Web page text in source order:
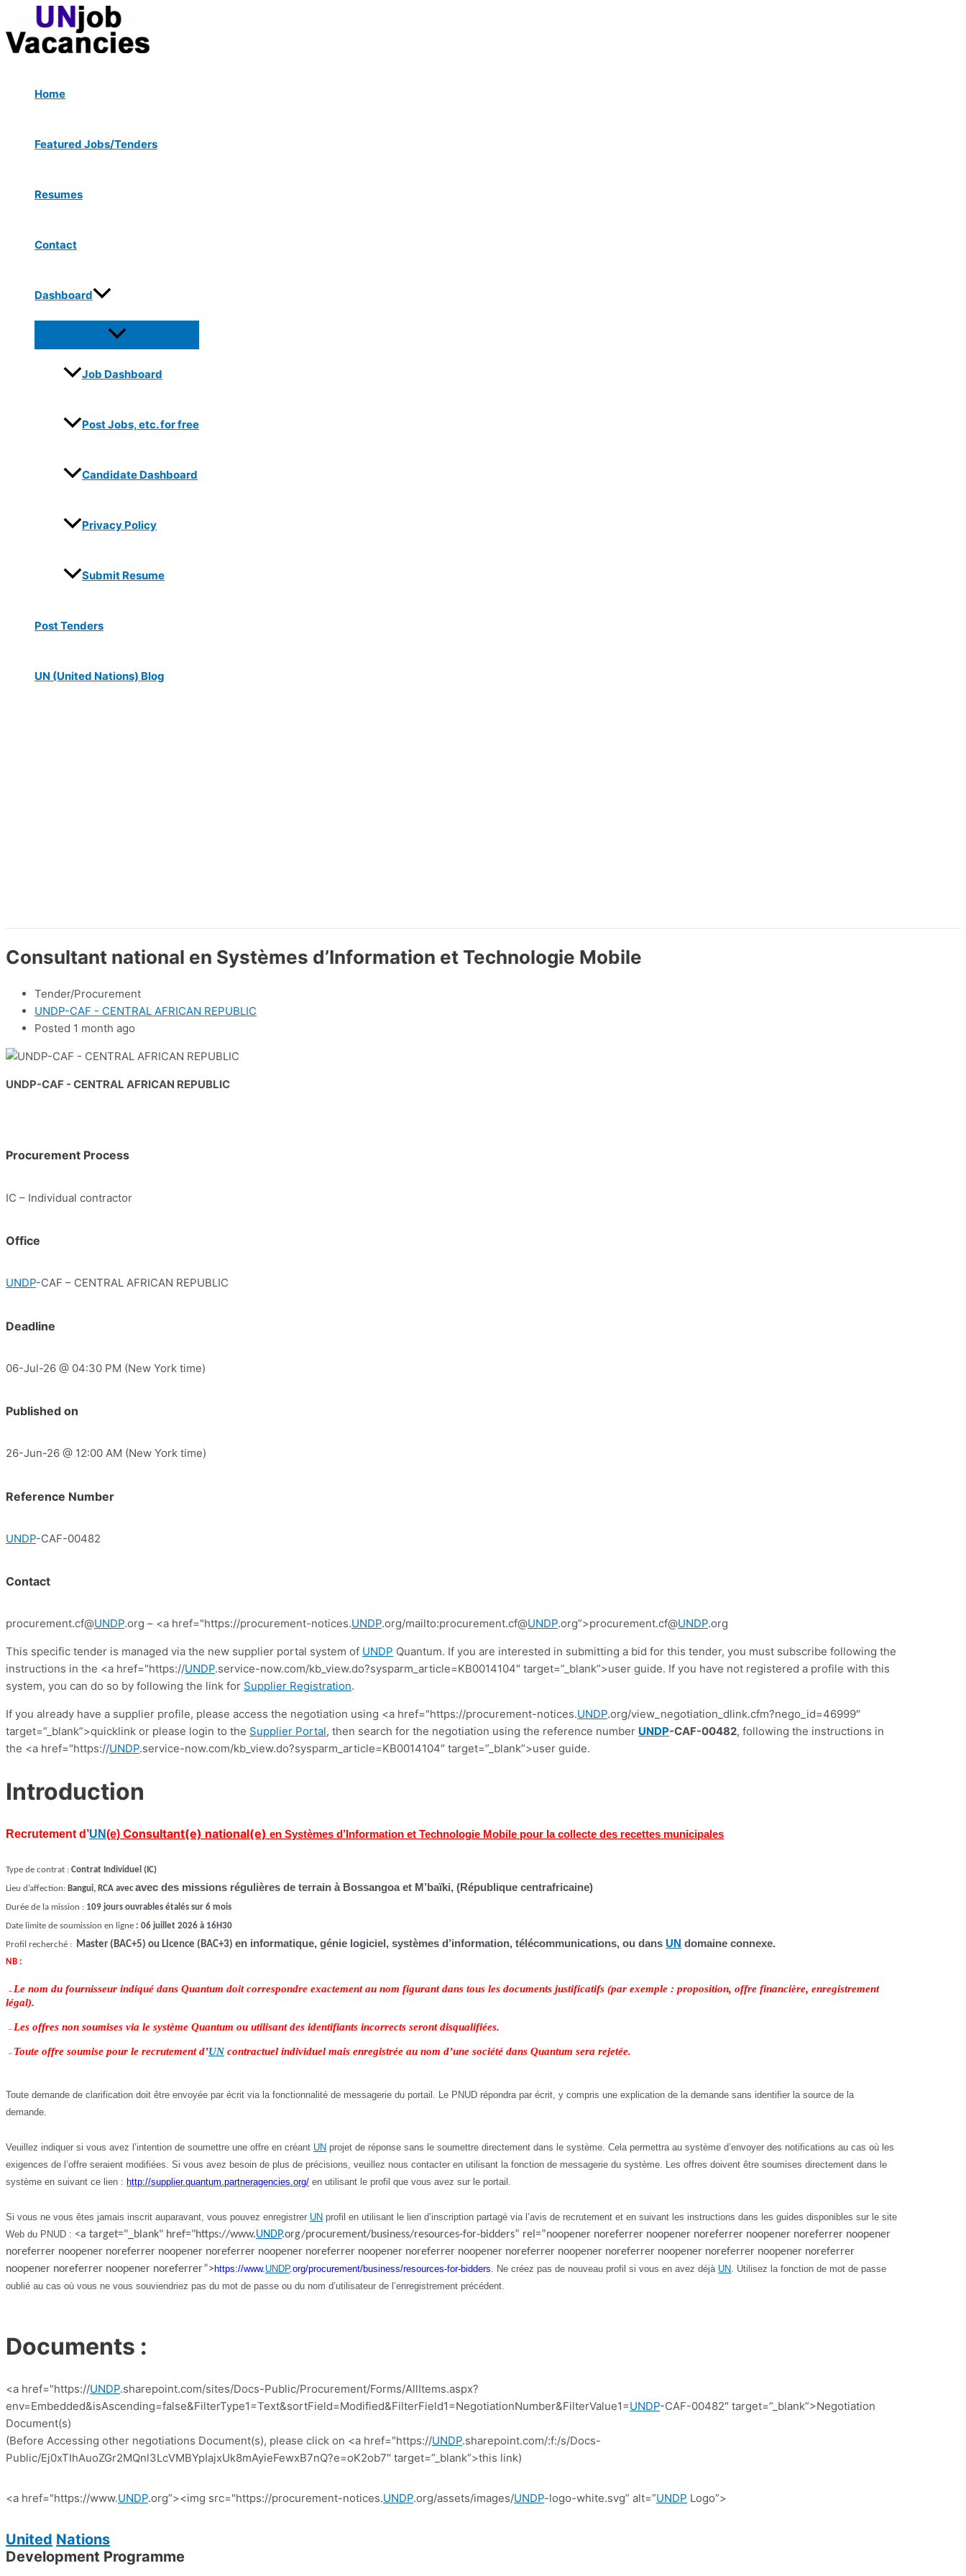
content
Home
Featured Jobs/Tenders
Resumes
Contact
Dashboard
Menu
Toggle
Job Dashboard
Post Jobs, etc. for free
Candidate Dashboard
Privacy Policy
Submit Resume
Post Tenders
UN (United Nations) Blog
Consultant national en Systèmes d’Information et Technologie Mobile
Tender/Procurement
UNDP-CAF - CENTRAL AFRICAN REPUBLIC
Posted 1 month ago
UNDP-CAF - CENTRAL AFRICAN REPUBLIC
Procurement Process
IC – Individual contractor
Office
UNDP-CAF – CENTRAL AFRICAN REPUBLIC
Deadline
06-Jul-26 @ 04:30 PM (New York time)
Published on
26-Jun-26 @ 12:00 AM (New York time)
Reference Number
UNDP-CAF-00482
Contact
procurement.cf@UNDP.org – <a href="https://procurement-notices.UNDP.org/mailto:procurement.cf@UNDP.org”>procurement.cf@UNDP.org
This specific tender is managed via the new supplier portal system of UNDP Quantum. If you are interested in submitting a bid for this tender, you must subscribe following the
instructions in the <a href="https://UNDP.service-now.com/kb_view.do?sysparm_article=KB0014104″ target=”_blank”>user guide. If you have not registered a profile with this
system, you can do so by following the link for Supplier Registration.
If you already have a supplier profile, please access the negotiation using <a href="https://procurement-notices.UNDP.org/view_negotiation_dlink.cfm?nego_id=46999″
target=”_blank”>quicklink or please login to the Supplier Portal, then search for the negotiation using the reference number UNDP-CAF-00482, following the instructions in
the <a href="https://UNDP.service-now.com/kb_view.do?sysparm_article=KB0014104″ target=”_blank”>user guide.
Introduction
Recrutement d’UN(e) Consultant(e) national(e) en Systèmes d’Information et Technologie Mobile pour la collecte des recettes municipales
Type de contrat : Contrat Individuel (IC)
Lieu d’affection: Bangui, RCA avec avec des missions régulières de terrain à Bossangoa et M’baïki, (République centrafricaine)
Durée de la mission : 109 jours ouvrables étalés sur 6 mois
Date limite de soumission en ligne : 06 juillet 2026 à 16H30
Profil recherché : Master (BAC+5) ou Licence (BAC+3) en informatique, génie logiciel, systèmes d’information, télécommunications, ou dans UN domaine connexe.
NB :
Le nom du fournisseur indiqué dans Quantum doit correspondre exactement au nom figurant dans tous les documents justificatifs (par exemple : proposition, offre financière, enregistrement
légal).
Les offres non soumises via le système Quantum ou utilisant des identifiants incorrects seront disqualifiées.
Toute offre soumise pour le recrutement d’UNcontractuel individuel mais enregistrée au nom d’une société dans Quantum sera rejetée.
Toute demande de clarification doit être envoyée par écrit via la fonctionnalité de messagerie du portail. Le PNUD répondra par écrit, y compris une explication de la demande sans identifier la source de la
demande.
Veuillez indiquer si vous avez l’intention de soumettre une offre en créant UN projet de réponse sans le soumettre directement dans le système. Cela permettra au système d’envoyer des notifications au cas où les
exigences de l’offre seraient modifiées. Si vous avez besoin de plus de précisions, veuillez nous contacter en utilisant la fonction de messagerie du système. Les offres doivent être soumises directement dans le
système en suivant ce lien : http://supplier.quantum.partneragencies.org/ en utilisant le profil que vous avez sur le portail.
Si vous ne vous êtes jamais inscrit auparavant, vous pouvez enregistrer UN profil en utilisant le lien d’inscription partagé via l’avis de recrutement et en suivant les instructions dans les guides disponibles sur le site
Web du PNUD : <a target="_blank" href="https://www.UNDP.org/procurement/business/resources-for-bidders” rel=”noopener noreferrer noopener noreferrer noopener noreferrer noopener
noreferrer noopener noreferrer noopener noreferrer noopener noreferrer noopener noreferrer noopener noreferrer noopener noreferrer noopener noreferrer noopener noreferrer
noopener noreferrer noopener noreferrer”> https://www.UNDP.org/procurement/business/resources-for-bidders. Ne créez pas de nouveau profil si vous en avez déjà UN. Utilisez la fonction de mot de passe
oublié au cas où vous ne vous souviendriez pas du mot de passe ou du nom d’utilisateur de l’enregistrement précédent.
Documents :
<a href="https://UNDP.sharepoint.com/sites/Docs-Public/Procurement/Forms/AllItems.aspx?
env=Embedded&isAscending=false&FilterType1=Text&sortField=Modified&FilterField1=NegotiationNumber&FilterValue1=UNDP-CAF-00482″ target=”_blank”>Negotiation
Document(s)
(Before Accessing other negotiations Document(s), please click on <a href="https://UNDP.sharepoint.com/:f:/s/Docs-
Public/Ej0xTIhAuoZGr2MQnl3LcVMBYpIajxUk8mAyieFewxB7nQ?e=oK2ob7″ target=”_blank”>this link)
<a href="https://www.UNDP.org”><img src="https://procurement-notices.UNDP.org/assets/images/UNDP-logo-white.svg” alt=”UNDP Logo”>
United Nations
Development Programme
navigation